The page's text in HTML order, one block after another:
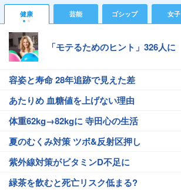
健康 芸能 ゴシップ 女子
「モテるためのヒント」326人に
容姿と寿命 28年追跡で見えた差
あたりめ 血糖値を上げない理由
体重62kg→82kgに 寺田心の生活
夏のむくみ対策 ツボ&反射区押し
紫外線対策がビタミンD不足に
緑茶を飲むと死亡リスク低まる?